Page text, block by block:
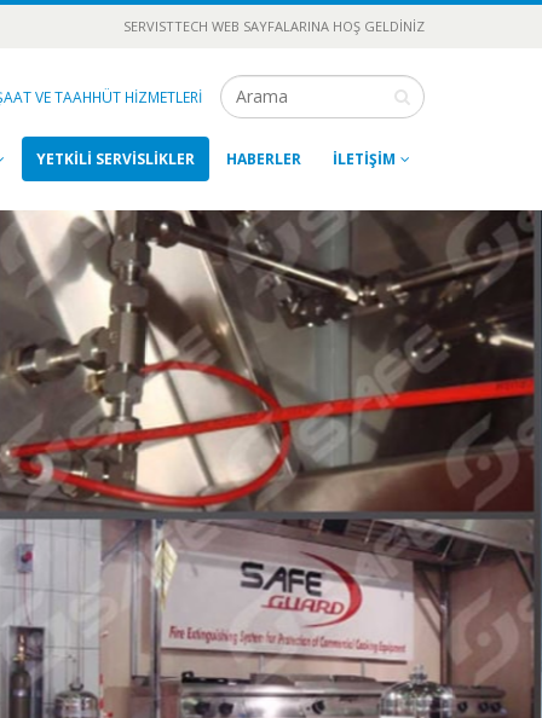
SERVISTTECH WEB SAYFALARINA HOŞ GELDİNİZ
VE TAAHHÜT HİZMETLERİ
YETKİLİ SERVİSLİKLER HABERLER İLETİŞİM